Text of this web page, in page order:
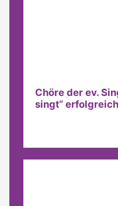
Chöre der ev.
singt“ erfolgreich